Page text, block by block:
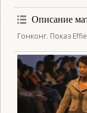
Описание
Гонконг. Показ